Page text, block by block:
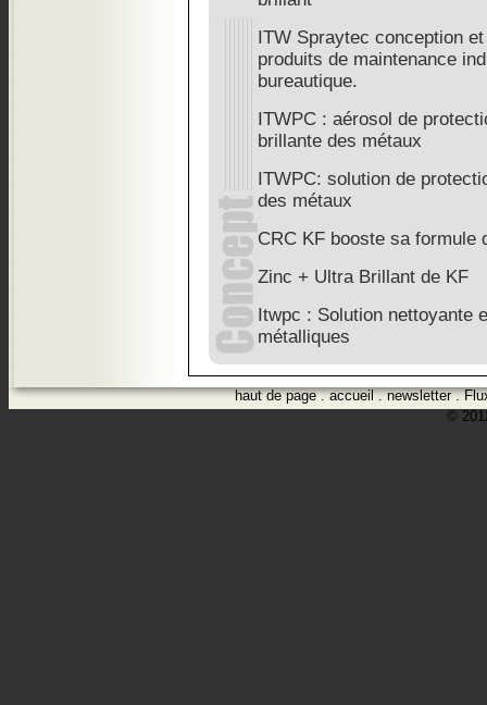
ITW Spraytec conception
produits de maintenance
bureautique.
ITWPC : aérosol de
brillante des métaux
ITWPC: solution de
des métaux
CRC KF booste sa formule
Zinc + Ultra Brillant de KF
Itwpc : Solution nettoyante
métalliques
haut de page.accueil.newsletter.
©